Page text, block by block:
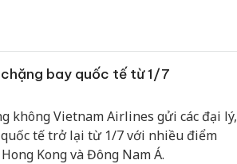
bay quốc tế từ 1/7
không Vietnam Airlines gửi các đại lý,
tế trở lại từ 1/7 với nhiều điểm
Kong và Đông Nam Á.